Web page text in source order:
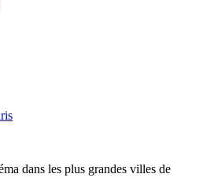
dans les plus grandes villes de